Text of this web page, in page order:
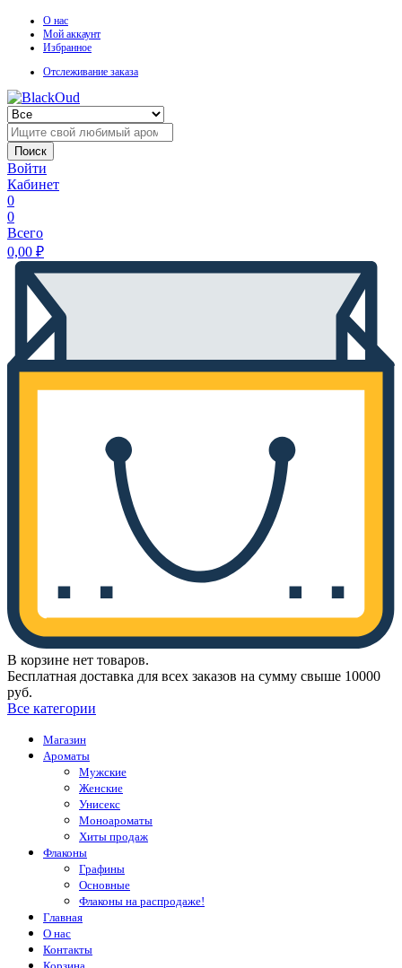
О нас
Мой аккаунт
Избранное
Отслеживание заказа
Поиск
Войти
Кабинет
0
0
Всего
0,00 ₽
В корзине нет товаров.
Бесплатная доставка для всех заказов на сумму свыше 10000
руб.
Все категории
Магазин
Ароматы
Мужские
Женские
Унисекс
Моноароматы
Хиты продаж
Флаконы
Графины
Основные
Флаконы на распродаже!
Главная
О нас
Контакты